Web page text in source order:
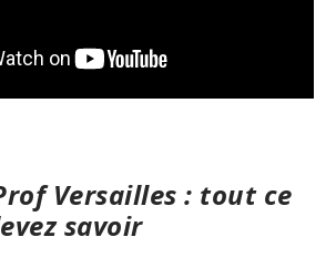
Versailles : tout ce
savoir